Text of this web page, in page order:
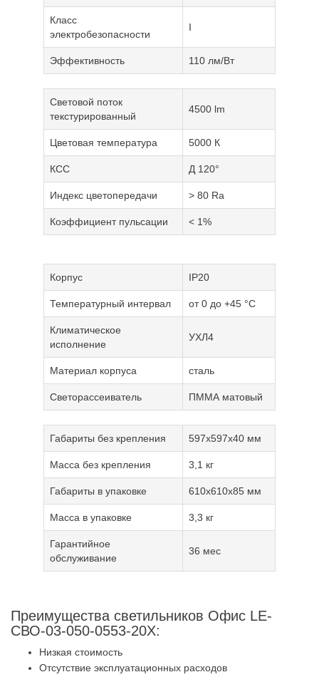
Класс
электробезопасности
I
Эффективность 110 лм/Вт
Световой поток
текстурированный
4500 lm
Цветовая температура 5000 К
КСС Д 120°
Индекс цветопередачи > 80 Ra
Коэффициент пульсации < 1%
Корпус IP20
Температурный интервал от 0 до +45 °С
Климатическое
исполнение
УХЛ4
Материал корпуса сталь
Светорассеиватель ПММА матовый
Габариты без крепления 597x597x40 мм
Масса без крепления 3,1 кг
Габариты в упаковке 610x610x85 мм
Масса в упаковке 3,3 кг
Гарантийное
обслуживание
36 мес
Преимущества светильников Офис LE-
СВО-03-050-0553-20Х:
Низкая стоимость
Отсутствие эксплуатационных расходов